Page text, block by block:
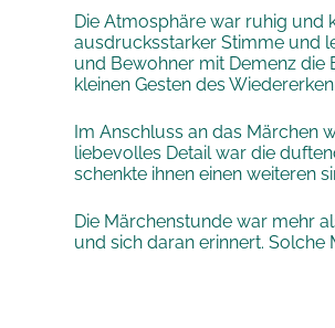
Die Atmosphäre war ruhig und
ausdrucksstarker Stimme und
und Bewohner mit Demenz die
kleinen Gesten des
Im Anschluss an das Märchen
liebevolles Detail war die
schenkte ihnen einen weiteren
Die Märchenstunde war mehr
und sich daran erinnert.